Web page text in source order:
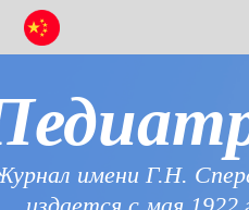
имени Г.Н.